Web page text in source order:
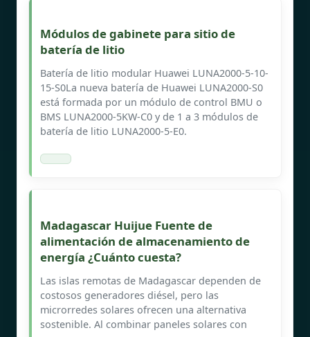
Módulos de gabinete para sitio de
batería de litio
Batería de litio modular Huawei LUNA2000-5-10-
15-S0La nueva batería de Huawei LUNA2000-S0
está formada por un módulo de control BMU o
BMS LUNA2000-5KW-C0 y de 1 a 3 módulos de
batería de litio LUNA2000-5-E0.
Madagascar Huijue Fuente de
alimentación de almacenamiento de
energía ¿Cuánto cuesta?
Las islas remotas de Madagascar dependen de
costosos generadores diésel, pero las
microrredes solares ofrecen una alternativa
sostenible. Al combinar paneles solares con